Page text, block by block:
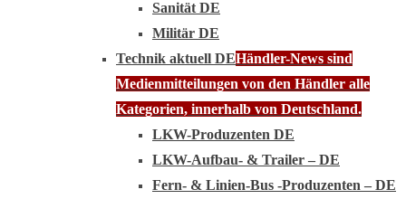
Sanität DE
Militär DE
Technik aktuell DEHändler-News sind
Medienmitteilungen von den Händler alle
Kategorien, innerhalb von Deutschland.
LKW-Produzenten DE
LKW-Aufbau- & Trailer – DE
Fern- & Linien-Bus -Produzenten – DE